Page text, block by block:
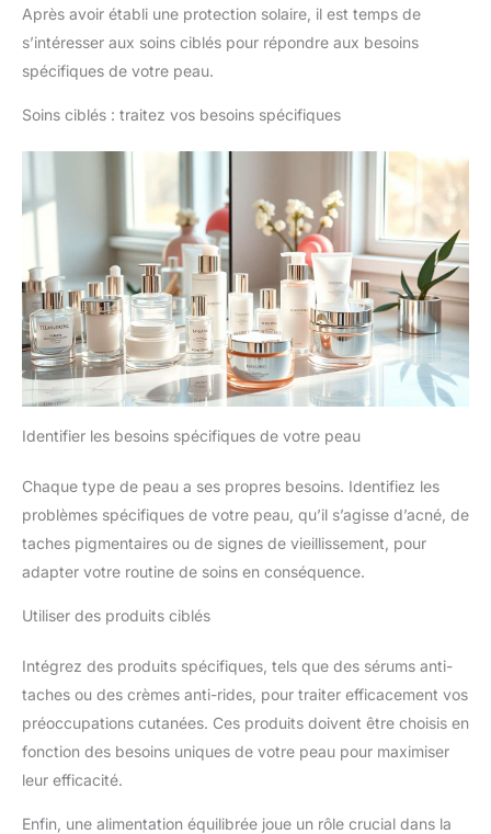
Après avoir établi une protection solaire, il est temps de
s’intéresser aux soins ciblés pour répondre aux besoins
spécifiques de votre peau.
Soins ciblés : traitez vos besoins spécifiques
Identifier les besoins spécifiques de votre peau
Chaque type de peau a ses propres besoins. Identifiez les
problèmes spécifiques de votre peau, qu’il s’agisse d’acné, de
taches pigmentaires ou de signes de vieillissement, pour
adapter votre routine de soins en conséquence.
Utiliser des produits ciblés
Intégrez des produits spécifiques, tels que des sérums anti-
taches ou des crèmes anti-rides, pour traiter efficacement vos
préoccupations cutanées. Ces produits doivent être choisis en
fonction des besoins uniques de votre peau pour maximiser
leur efficacité.
Enfin, une alimentation équilibrée joue un rôle crucial dans la